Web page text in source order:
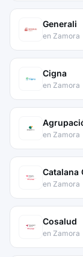
Generali
en Zamora
Cigna
en Zamora
en Zamora
Catalana
en Zamora
Cosalud
en Zamora